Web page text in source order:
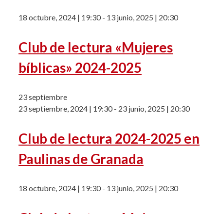
18 octubre, 2024 | 19:30- 13 junio, 2025 | 20:30
Club de lectura «Mujeres
bíblicas» 2024-2025
23 septiembre
23 septiembre, 2024 | 19:30- 23 junio, 2025 | 20:30
Club de lectura 2024-2025 en
Paulinas de Granada
18 octubre, 2024 | 19:30- 13 junio, 2025 | 20:30